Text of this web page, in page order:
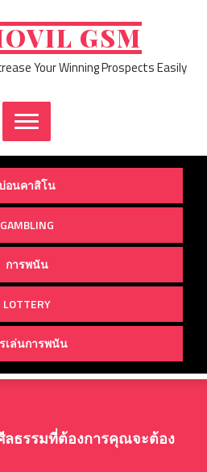
GSM
Your Winning Prospects Easily
อนคาสิโน
GAMBLING
การพนัน
LOTTERY
เล่นการพนัน
ลธรรมที่ต้องการคุณจะต้อง